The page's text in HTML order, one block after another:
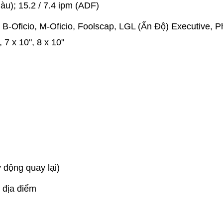
15.2 / 7.4 ipm (ADF)
Oficio, M-Oficio, Foolscap, LGL (Ấn Độ) Executive,
7 x 10", 8 x 10"
quay lại)
điểm